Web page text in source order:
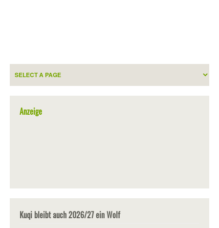
Anzeige
Kuqi bleibt auch 2026/27 ein Wolf